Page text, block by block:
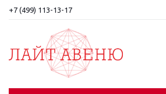
+7 (499) 113-13-17